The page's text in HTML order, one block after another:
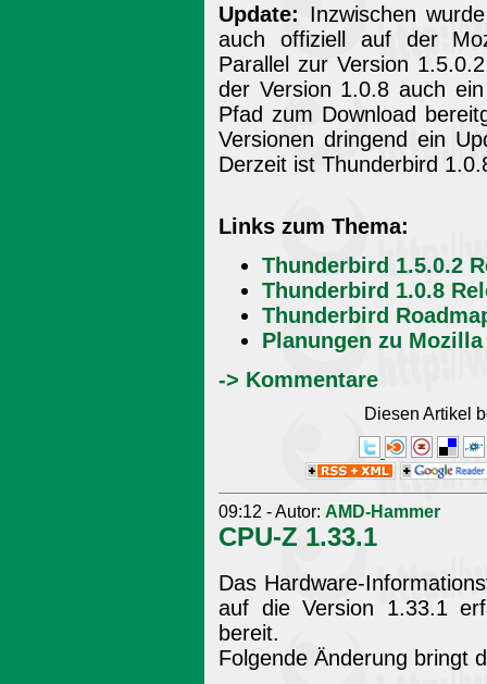
Update: Inzwischen
auch offiziell auf der
Parallel zur Version
der Version 1.0.8 auch
Pfad zum Download
Versionen dringend ein
Derzeit ist Thunderbird
Links zum Thema:
Thunderbird 1.5.0.2
Thunderbird 1.0.8
Thunderbird
Planungen zu
-> Kommentare
Diesen Artikel
09:12 - Autor: AMD-Hammer
CPU-Z 1.33.1
Das Hardware-
auf die Version 1.33.1
bereit.
Folgende Änderung bringt